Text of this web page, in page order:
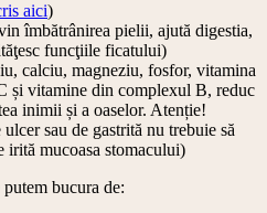
aici)
îmbătrânirea pielii, ajută digestia,
funcţiile ficatului)
calciu, magneziu, fosfor, vitamina
și vitamine din complexul B, reduc
inimii și a oaselor. Atenție!
sau de gastrită nu trebuie să
irită mucoasa stomacului)
bucura de: